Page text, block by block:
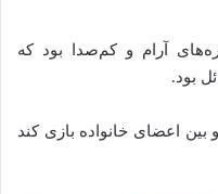
آرام و کم‌صدا بود که
بود.
بین اعضای خانواده بازی کند